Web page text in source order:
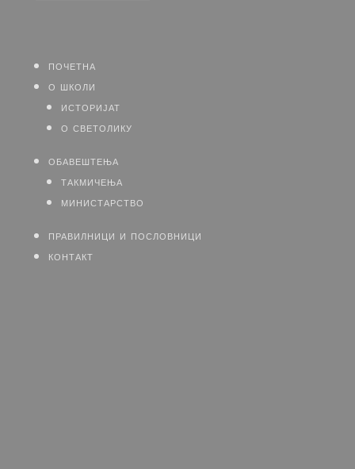
почетна
о школи
историјат
о светолику
обавештења
такмичења
министарство
правилници и пословници
контакт